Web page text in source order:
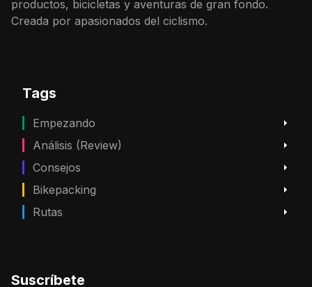
productos, bicicletas y aventuras de gran fondo.
Creada por apasionados del ciclismo.
Tags
Empezando
Análisis (Review)
Consejos
Bikepacking
Rutas
Suscríbete